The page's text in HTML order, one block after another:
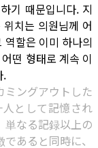
기 때문입니다. 지
치는 의원님께 어
할은 이미 하나의
떤 형태로 계속 이
.
ミングアウトした
として記憶され
単なる記録以上の
あると同時に、